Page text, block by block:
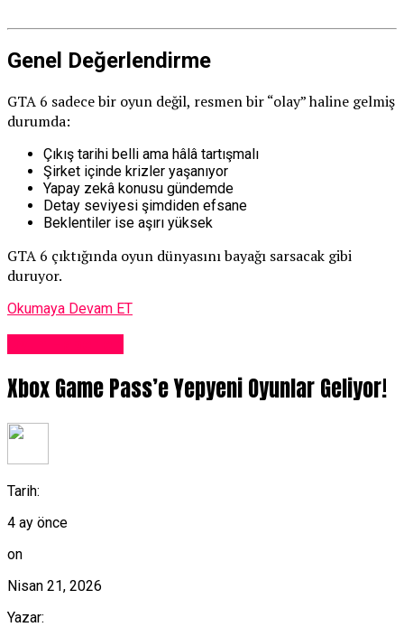
Genel Değerlendirme
GTA 6 sadece bir oyun değil, resmen bir “olay” haline gelmiş
durumda:
Çıkış tarihi belli ama hâlâ tartışmalı
Şirket içinde krizler yaşanıyor
Yapay zekâ konusu gündemde
Detay seviyesi şimdiden efsane
Beklentiler ise aşırı yüksek
GTA 6 çıktığında oyun dünyasını bayağı sarsacak gibi
duruyor.
Okumaya Devam ET
Xbox Game Pass’e Yepyeni Oyunlar Geliyor!
Tarih:
4 ay önce
on
Nisan 21, 2026
Yazar: